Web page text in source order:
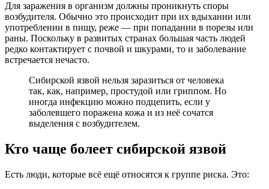
Для заражения в организм должны проникнуть споры
возбудителя. Обычно это происходит при их вдыхании или
употреблении в пищу, реже — при попадании в порезы или
раны. Поскольку в развитых странах большая часть людей
редко контактирует с почвой и шкурами, то и заболевание
встречается нечасто.
Сибирской язвой нельзя заразиться от человека
так, как, например, простудой или гриппом. Но
иногда инфекцию можно подцепить, если у
заболевшего поражена кожа и из неё сочатся
выделения с возбудителем.
Кто чаще болеет сибирской язвой
Есть люди, которые всё ещё относятся к группе риска. Это: